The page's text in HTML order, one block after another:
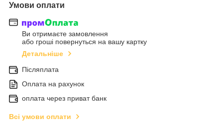
Умови оплати
Ви отримаєте замовлення
або гроші повернуться на вашу картку
Детальніше
Післяплата
Оплата на рахунок
оплата через приват банк
Всі умови оплати